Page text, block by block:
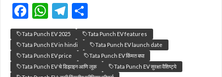
F
ac
e
b
W
h
at
s
T
el
e
gr
h
ar
e
Tata Punch EV 2025
Tata Punch EV features
Tata Punch EV in hindi
Tata Punch EV launch date
Tata Punch EV price
Tata Punch EV किंमत बघा
Tata Punch EV चे डिझाइन आणि लूक
Tata Punch EV सुरक्षा वैशिष्ट्ये